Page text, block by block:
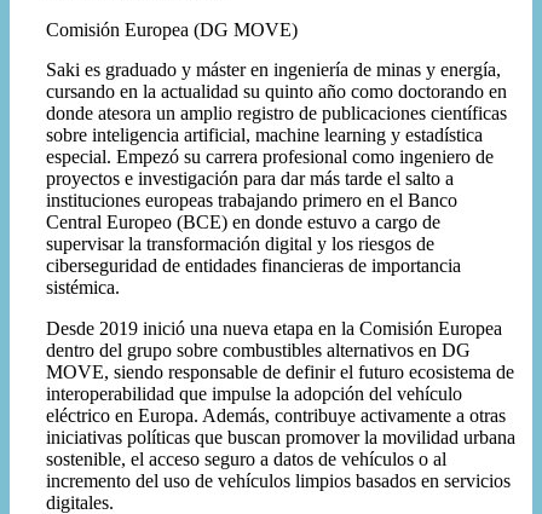
Comisión Europea (DG MOVE)
Saki es graduado y máster en ingeniería de minas y energía,
cursando en la actualidad su quinto año como doctorando en
donde atesora un amplio registro de publicaciones científicas
sobre inteligencia artificial, machine learning y estadística
especial. Empezó su carrera profesional como ingeniero de
proyectos e investigación para dar más tarde el salto a
instituciones europeas trabajando primero en el Banco
Central Europeo (BCE) en donde estuvo a cargo de
supervisar la transformación digital y los riesgos de
ciberseguridad de entidades financieras de importancia
sistémica.
Desde 2019 inició una nueva etapa en la Comisión Europea
dentro del grupo sobre combustibles alternativos en DG
MOVE, siendo responsable de definir el futuro ecosistema de
interoperabilidad que impulse la adopción del vehículo
eléctrico en Europa. Además, contribuye activamente a otras
iniciativas políticas que buscan promover la movilidad urbana
sostenible, el acceso seguro a datos de vehículos o al
incremento del uso de vehículos limpios basados en servicios
digitales.